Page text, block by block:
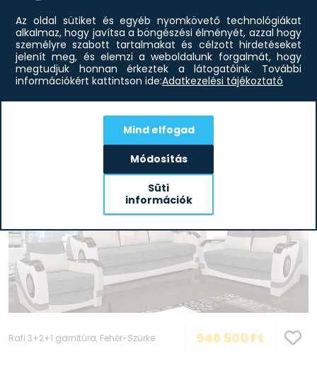
946 500Ft
Rafi 3+2+1 garnitúra, Fehér-Szürke 946 500Ft
Az oldal sütiket és egyéb nyomkövető technológiákat
alkalmaz, hogy javítsa a böngészési élményét, azzal hogy
személyre szabott tartalmakat és célzott hirdetéseket
jelenít meg, és elemzi a weboldalunk forgalmát, hogy
megtudjuk honnan érkeztek a látogatóink.
További
információkért kattintson ide:Adatkezelési tájékoztató
Mind elfogad
Módosítás
Süti
információk